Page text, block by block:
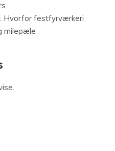
Hvorfor festfyrværkeri
milepæle